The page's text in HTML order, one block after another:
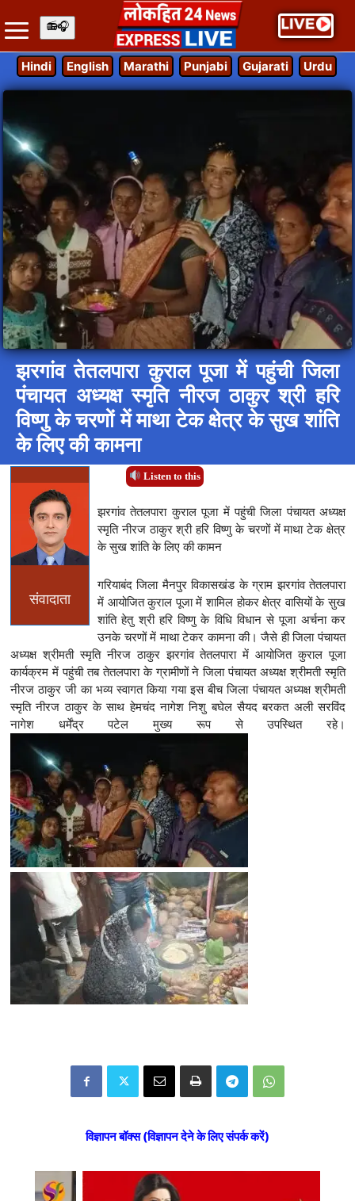
Hindi English Marathi Punjabi Gujarati Urdu
झरगांव तेतलपारा कुराल पूजा में पहुंची जिला
पंचायत अध्यक्ष स्मृति नीरज ठाकुर श्री हरि
विष्णु के चरणों में माथा टेक क्षेत्र के सुख शांति
के लिए की कामना
Listen to this
संवादाता
झरगांव तेतलपारा कुराल पूजा में पहुंची जिला पंचायत अध्यक्ष
स्मृति नीरज ठाकुर श्री हरि विष्णु के चरणों में माथा टेक क्षेत्र
के सुख शांति के लिए की कामन
गरियाबंद जिला मैनपुर विकासखंड के ग्राम झरगांव तेतलपारा
में आयोजित कुराल पूजा में शामिल होकर क्षेत्र वासियों के सुख
शांति हेतु श्री हरि विष्णु के विधि विधान से पूजा अर्चना कर
उनके चरणों में माथा टेकर कामना की। जैसे ही जिला पंचायत
अध्यक्ष श्रीमती स्मृति नीरज ठाकुर झरगांव तेतलपारा में आयोजित कुराल पूजा
कार्यक्रम में पहुंची तब तेतलपारा के ग्रामीणों ने जिला पंचायत अध्यक्ष श्रीमती स्मृति
नीरज ठाकुर जी का भव्य स्वागत किया गया इस बीच जिला पंचायत अध्यक्ष श्रीमती
स्मृति नीरज ठाकुर के साथ हेमचंद नागेश निशु बघेल सैयद बरकत अली सरविंद
नागेश धर्मेंद्र पटेल मुख्य रूप से उपस्थित रहे।
विज्ञापन बॉक्स (विज्ञापन देने के लिए संपर्क करें)